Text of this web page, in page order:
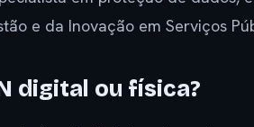
e da Inovação em Serviços
digital ou física?